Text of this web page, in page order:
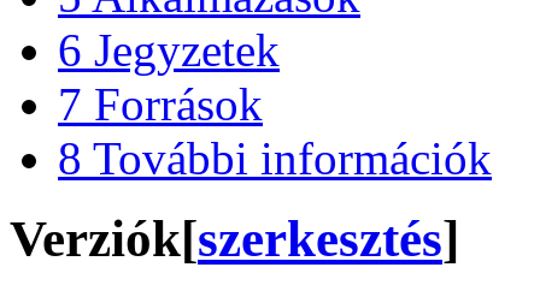
6 Jegyzetek
7 Források
8 További információk
Verziók[szerkesztés]